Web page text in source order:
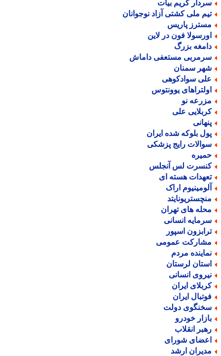
کریم بیات
ملی کشتی آزاد نوجوانان
پاریس
فون در لاین
بزرگ
مستعفی داماش
سمنان
سوادکوهی
یوونتوس
نو
علی
بلوکه شده ایران
رایج پزشکی
لس آنجلس
هسته ای
اراک
های تهران
انسانی
اسپور
عمومی
مردم
لرستان
انسانی
ایران
ایران
دولت
خودرو
انقلاب
شورای
ارشد